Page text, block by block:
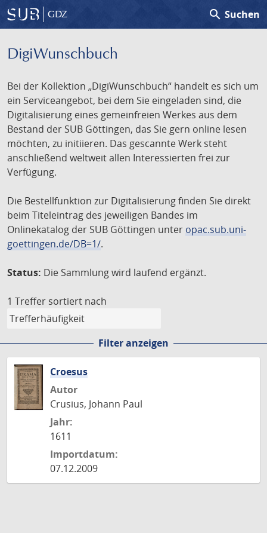
GDZ search Suchen
DigiWunschbuch
Bei der Kollektion „DigiWunschbuch“ handelt es sich um
ein Serviceangebot, bei dem Sie eingeladen sind, die
Digitalisierung eines gemeinfreien Werkes aus dem
Bestand der SUB Göttingen, das Sie gern online lesen
möchten, zu initiieren. Das gescannte Werk steht
anschließend weltweit allen Interessierten frei zur
Verfügung.
Die Bestellfunktion zur Digitalisierung finden Sie direkt
beim Titeleintrag des jeweiligen Bandes im
Onlinekatalog der SUB Göttingen unter opac.sub.uni-
goettingen.de/DB=1/.
Status: Die Sammlung wird laufend ergänzt.
1 Treffer sortiert nach
Filter anzeigen
Croesus
Autor
Crusius, Johann Paul
Jahr:
1611
Importdatum:
07.12.2009